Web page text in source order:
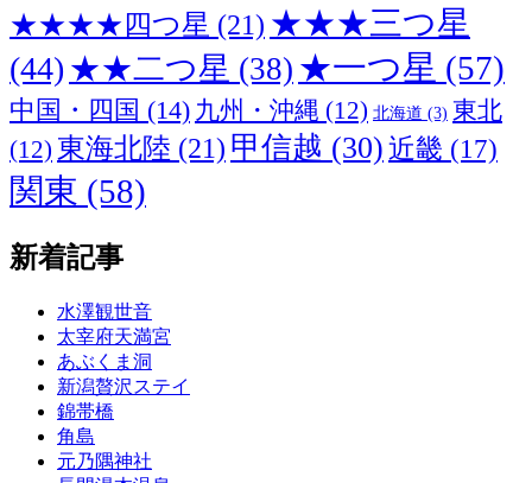
★★★★四つ星 (21) ★★★三つ星
(44) ★★二つ星 (38) ★一つ星 (57)
中国・四国 (14) 九州・沖縄 (12) 北海道 (3) 東北
(12) 東海北陸 (21) 甲信越 (30) 近畿 (17)
関東 (58)
新着記事
水澤観世音
太宰府天満宮
あぶくま洞
新潟贅沢ステイ
錦帯橋
角島
元乃隅神社